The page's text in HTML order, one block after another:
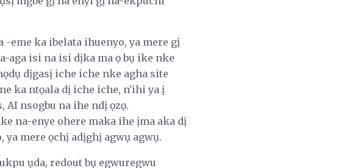
-eme ka ibelata ihuenyo, ya mere gị
aga isi na isi dịka ma ọ bụ ike nke
dịgasị iche iche nke agha site
ka ntọala dị iche iche, n'ihi ya ị
nsogbu na ihe ndị ọzọ.
na-enye ohere maka ihe ịma aka dị
mere ọchị adịghị agwụ agwụ.
ụda, redout bụ egwuregwu